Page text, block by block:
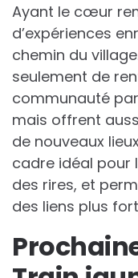
Ayant le cœur
d’expériences
chemin du
seulement de
communauté
mais offrent
de nouveaux
cadre idéal pour
des rires, et
des liens plus